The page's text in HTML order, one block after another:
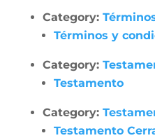
Category:
Términos y
Category:
Testamento
Category:
Testamento